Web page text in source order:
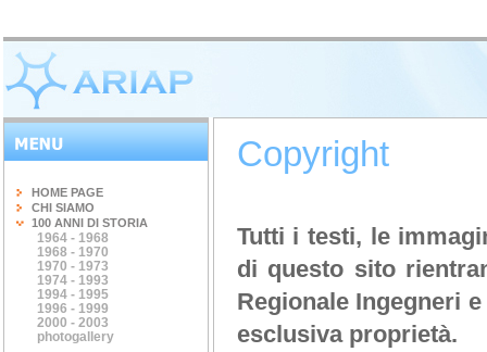
HOME PAGE
CHI SIAMO
100 ANNI DI STORIA
1964 - 1968
1968 - 1970
1970 - 1973
1974 - 1993
1994 - 1995
1996 - 1999
2000 - 2003
photogallery
Copyright
Tutti i testi, le
di questo sito
Regionale Ingegneri
esclusiva proprietà.